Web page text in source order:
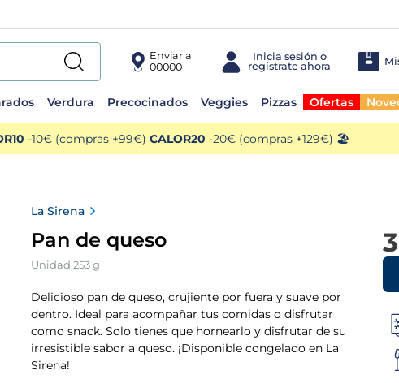
Enviar a
00000
Verdura Precocinados Veggies Pizzas Ofertas
-10€ (compras +99€) CALOR20 -20€ (compras +129€) 🏖️
La Sirena
Pan de queso
Unidad 253 g
Delicioso pan de queso, crujiente por fuera y suave por
dentro. Ideal para acompañar tus comidas o disfrutar
como snack. Solo tienes que hornearlo y disfrutar de su
irresistible sabor a queso. ¡Disponible congelado en La
Sirena!